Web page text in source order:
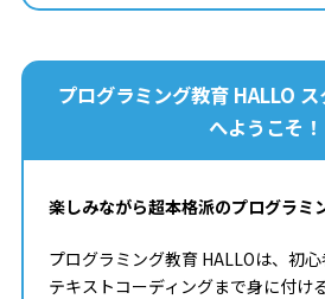
プログラミング教育 HALLO
へようこそ！
楽しみながら超本格派のプログラミ
プログラミング教育 HALLOは、初
テキストコーディングまで身に付け